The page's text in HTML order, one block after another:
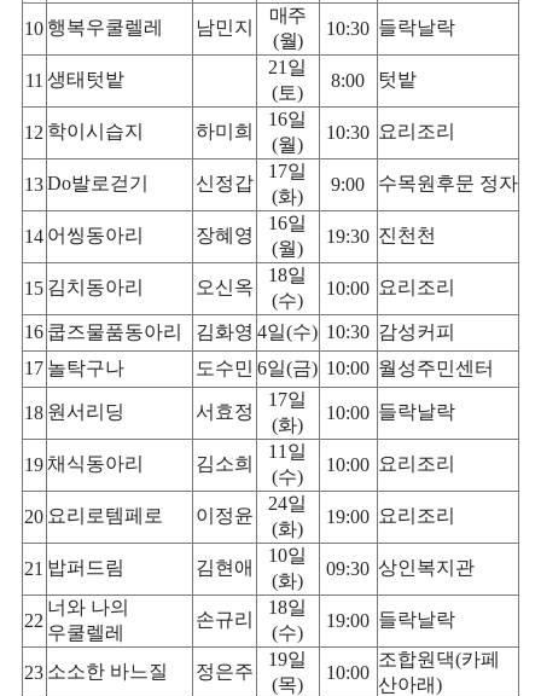
10 행복우쿨렐레 남민지
매주
(월)
10:30 들락날락
11 생태텃밭
21 일
(토)
8:00 텃밭
12 학이시습지 하미희
16일
(월)
10:30 요리조리
13Do발로걷기 신정갑
17일
(화)
9:00 수목원후문 정자
14 어씽동아리 장혜영
16일
(월)
19:30 진천천
15 김치동아리 오신옥
18일
(수)
10:00 요리조리
16 쿱즈물품동아리 김화영 4일(수) 10:30 감성커피
17 놀탁구나 도수민 6일(금) 10:00 월성주민센터
18 원서리딩 서효정
17일
(화)
10:00 들락날락
19 채식동아리 김소희
11 일
(수)
10:00 요리조리
20 요리로템페로 이정윤
24일
(화)
19:00 요리조리
21 밥퍼드림 김현애
10일
(화)
09:30 상인복지관
22
너와 나의
우쿨렐레
손규리
18일
(수)
19:00 들락날락
23 소소한 바느질 정은주
19일
(목)
10:00
조합원댁(카페
산아래)